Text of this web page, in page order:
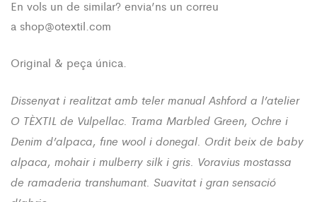
En vols un de similar? envia’ns un correu
a shop@otextil.com
Original & peça única.
Dissenyat i realitzat amb teler manual Ashford a l’atelier
O TÈXTIL de Vulpellac. Trama Marbled Green, Ochre i
Denim d’alpaca, fine wool i donegal. Ordit beix de baby
alpaca, mohair i mulberry silk i gris. Voravius mostassa
de ramaderia transhumant. Suavitat i gran sensació